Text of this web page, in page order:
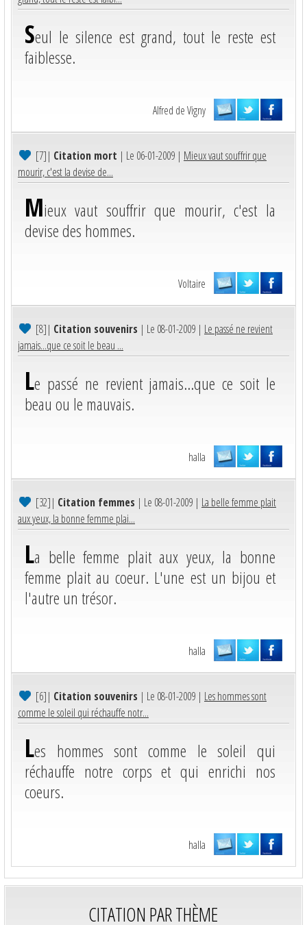
Seul le silence est grand, tout le reste est
faiblesse.
Alfred de Vigny
[7]| Citation mort | Le 06-01-2009 | Mieux vaut souffrir que
mourir, c'est la devise de...
Mieux vaut souffrir que mourir, c'est la
devise des hommes.
Voltaire
[8]| Citation souvenirs | Le 08-01-2009 | Le passé ne revient
jamais...que ce soit le beau ...
Le passé ne revient jamais...que ce soit le
beau ou le mauvais.
halla
[32]| Citation femmes | Le 08-01-2009 | La belle femme plait
aux yeux, la bonne femme plai...
La belle femme plait aux yeux, la bonne
femme plait au coeur. L'une est un bijou et
l'autre un trésor.
halla
[6]| Citation souvenirs | Le 08-01-2009 | Les hommes sont
comme le soleil qui réchauffe notr...
Les hommes sont comme le soleil qui
réchauffe notre corps et qui enrichi nos
coeurs.
halla
CITATION PAR THÈME